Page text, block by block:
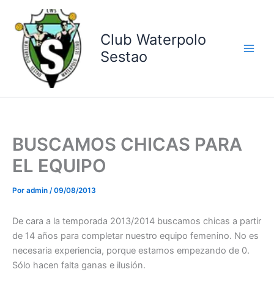
contenido
Club Waterpolo
Sestao
BUSCAMOS CHICAS PARA
EL EQUIPO
Por admin /09/08/2013
De cara a la temporada 2013/2014 buscamos chicas a partir
de 14 años para completar nuestro equipo femenino. No es
necesaria experiencia, porque estamos empezando de 0.
Sólo hacen falta ganas e ilusión.